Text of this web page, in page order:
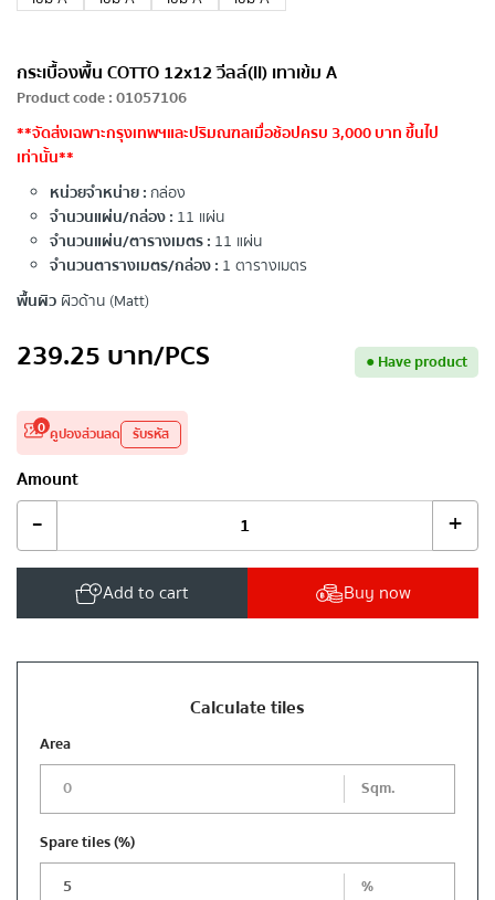
กระเบื้องพื้น COTTO 12x12 วีลล์(II) เทาเข้ม A
Product code:01057106
**จัดส่งเฉพาะกรุงเทพฯและปริมณฑลเมื่อช้อปครบ 3,000 บาท ขึ้นไป
เท่านั้น**
หน่วยจำหน่าย : กล่อง
จำนวนแผ่น/กล่อง : 11 แผ่น
จำนวนแผ่น/ตารางเมตร : 11 แผ่น
จำนวนตารางเมตร/กล่อง : 1 ตารางเมตร
พื้นผิว ผิวด้าน (Matt)
239.25 บาท/PCS ●Have product
0 คูปองส่วนลด รับรหัส
Amount
- +
Add to cart Buy now
Calculate tiles
Area
Sqm.
Spare tiles(%)
%